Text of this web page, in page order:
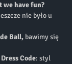
we have fun?
nie było u
Ball, bawimy się
Dress Code: styl